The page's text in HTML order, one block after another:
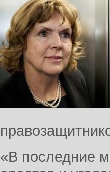
«В последние